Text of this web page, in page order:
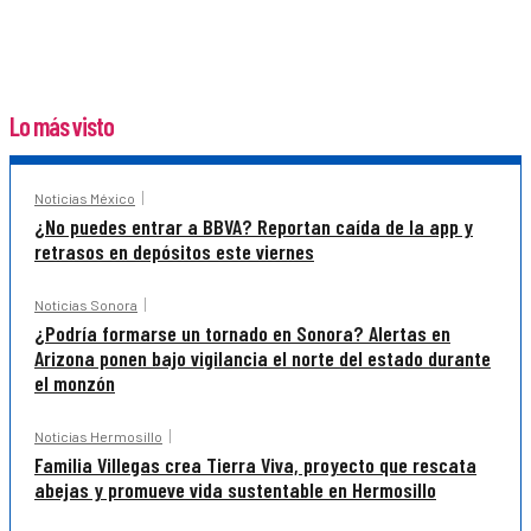
Lo más visto
Noticias México
¿No puedes entrar a BBVA? Reportan caída de la app y
retrasos en depósitos este viernes
Noticias Sonora
¿Podría formarse un tornado en Sonora? Alertas en
Arizona ponen bajo vigilancia el norte del estado durante
el monzón
Noticias Hermosillo
Familia Villegas crea Tierra Viva, proyecto que rescata
abejas y promueve vida sustentable en Hermosillo